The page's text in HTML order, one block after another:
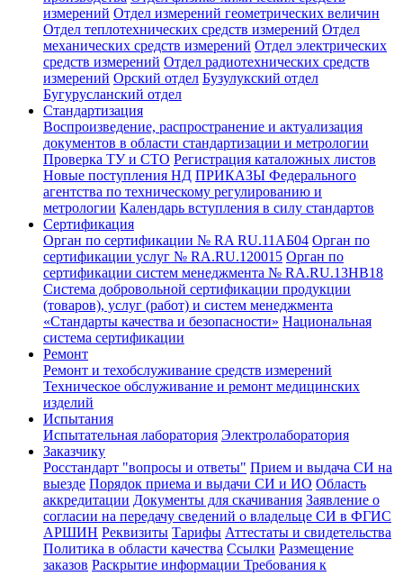
измерений Отдел измерений геометрических величин
Отдел теплотехнических средств измерений Отдел
механических средств измерений Отдел электрических
средств измерений Отдел радиотехнических средств
измерений Орский отдел Бузулукский отдел
Бугурусланский отдел
Стандартизация
Воспроизведение, распространение и актуализация
документов в области стандартизации и метрологии
Проверка ТУ и СТО Регистрация каталожных листов
Новые поступления НД ПРИКАЗЫ Федерального
агентства по техническому регулированию и
метрологии Календарь вступления в силу стандартов
Сертификация
Орган по сертификации № RA RU.11АБ04 Орган по
сертификации услуг № RA.RU.120015 Орган по
сертификации систем менеджмента № RA.RU.13HB18
Система добровольной сертификации продукции
(товаров), услуг (работ) и систем менеджмента
«Стандарты качества и безопасности» Национальная
система сертификации
Ремонт
Ремонт и техобслуживание средств измерений
Техническое обслуживание и ремонт медицинских
изделий
Испытания
Испытательная лаборатория Электролаборатория
Заказчику
Росстандарт "вопросы и ответы" Прием и выдача СИ на
выезде Порядок приема и выдачи СИ и ИО Область
аккредитации Документы для скачивания Заявление о
согласии на передачу сведений о владельце СИ в ФГИС
АРШИН Реквизиты Тарифы Аттестаты и свидетельства
Политика в области качества Ссылки Размещение
заказов Раскрытие информации Требования к